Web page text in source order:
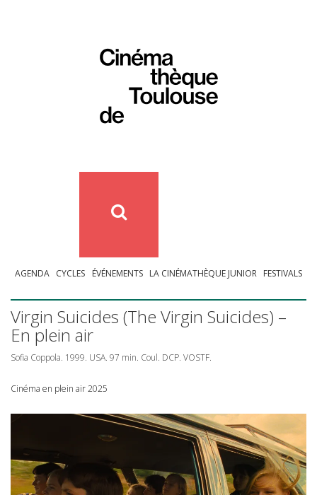
AGENDA CYCLES ÉVÉNEMENTS LA CINÉMATHÈQUE JUNIOR FESTIVALS
Virgin Suicides (The Virgin Suicides) –
En plein air
Sofia Coppola. 1999. USA. 97 min. Coul. DCP. VOSTF.
Cinéma en plein air 2025